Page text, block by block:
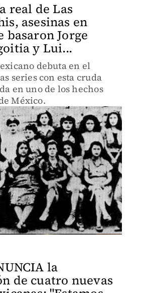
real de Las
asesinas en
basaron Jorge
y Lui...
debuta en el
series con esta cruda
en uno de los hechos
México.
la
de cuatro nuevas